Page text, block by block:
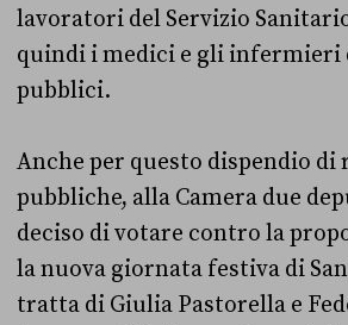
lavoratori del Servizio
quindi i medici e gli infermieri
pubblici.
Anche per questo dispendio di
pubbliche, alla Camera due
deciso di votare contro la
la nuova giornata festiva di
tratta di Giulia Pastorella e